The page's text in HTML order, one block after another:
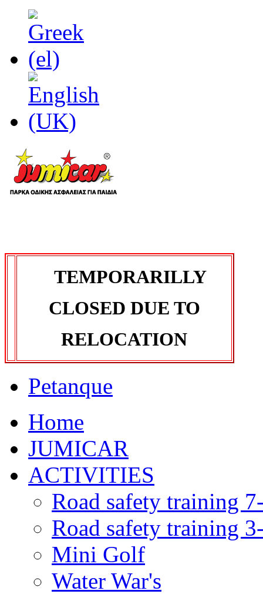
TEMPORARILLY
CLOSED DUE TO
RELOCATION
Petanque
Home
JUMICAR
ACTIVITIES
Road safety training
Road safety training
Mini Golf
Water War's